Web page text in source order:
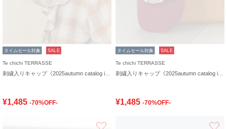
タイムセール対象 SALE
Te chichi TERRASSE
¥1,485 -70%OFF-
タイムセール対象 SALE
Te chichi TERRASSE
¥1,485 -70%OFF-